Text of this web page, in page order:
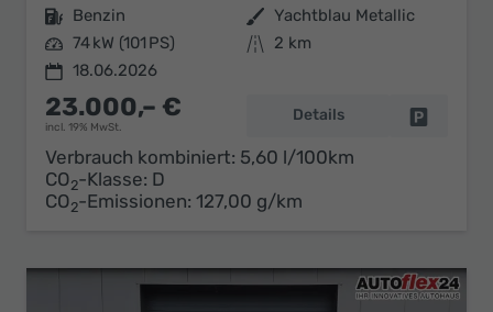
Kraftstoff Benzin Außenfarbe Yachtblau Metallic
Leistung 74 kW (101 PS) Kilometerstand
2 km
18.06.2026
23.000,– €
incl. 19% MwSt.
Details
Verbrauch kombiniert: 5,60 l/100km
CO2-Klasse: D
CO2-Emissionen: 127,00 g/km